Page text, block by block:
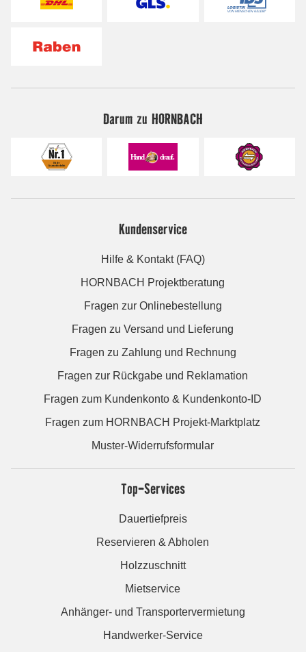
Darum zu HORNBACH
Kundenservice
Hilfe & Kontakt (FAQ)
HORNBACH Projektberatung
Fragen zur Onlinebestellung
Fragen zu Versand und Lieferung
Fragen zu Zahlung und Rechnung
Fragen zur Rückgabe und Reklamation
Fragen zum Kundenkonto & Kundenkonto-ID
Fragen zum HORNBACH Projekt-Marktplatz
Muster-Widerrufsformular
Top-Services
Dauertiefpreis
Reservieren & Abholen
Holzzuschnitt
Mietservice
Anhänger- und Transportervermietung
Handwerker-Service